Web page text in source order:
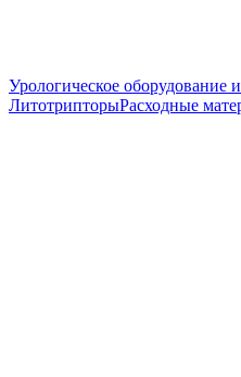
Урологическое оборудование
ЛитотрипторыРасходные